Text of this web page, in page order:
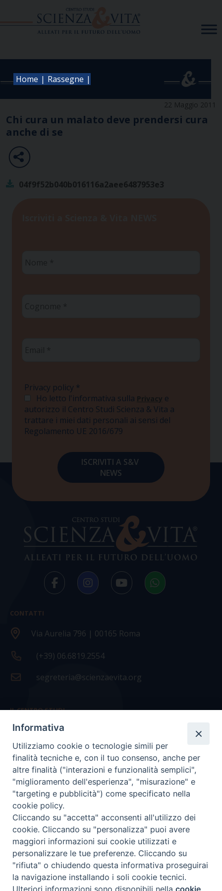
Home | Rassegne |
22 Maggio 2011
Chi cura un malato deve prendersi cura
anche di se
04f9f52b040b016116a2aee6487953e3
Privacy policy *
Ho letto l'informativa sulla Privacy e
autorizzo il Centro Studi Scienza & Vita a
trattare i miei dati personali ai sensi del
Regolamento UE 2016/679
CONTATTI
Via Aurelia 796 | 00165 Roma
(+39) 06.6819.2554
segreteria@scienzaevita.org
IL CENTRO STUDI
La nostra storia
Statuto
Presidenza e ufficio presidenza
Consiglio scientifico
Coordinamento nazionale
COPYRIGHT Scienza & Vita - C.F96600690588- Tutti i
diritti -Privacy- Credits
Informativa
Utilizziamo cookie o tecnologie simili per
finalità tecniche e, con il tuo consenso, anche per
altre finalità ("interazioni e funzionalità semplici",
"miglioramento dell'esperienza", "misurazione" e
"targeting e pubblicità") come specificato nella
cookie policy.
Cliccando su "accetta" acconsenti all'utilizzo dei
cookie. Cliccando su "personalizza" puoi avere
maggiori informazioni sui cookie utilizzati e
personalizzare le tue preferenze. Cliccando su
"rifiuta" o chiudendo questa informativa proseguirai
la navigazione installando i soli cookie tecnici.